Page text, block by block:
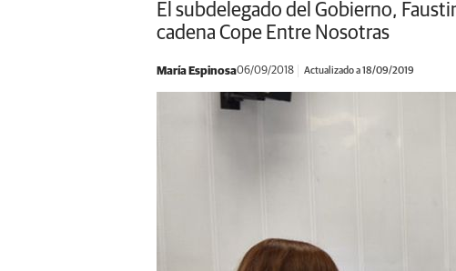
El subdelegado del Gobierno,
cadena Cope Entre Nosotras
María Espinosa06/09/2018 Actualizado a 18/09/2019